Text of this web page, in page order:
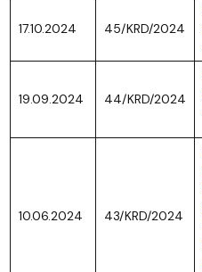
17.10.2024 45/KRD/2024
19.09.2024 44/KRD/2024
10.06.2024 43/KRD/2024